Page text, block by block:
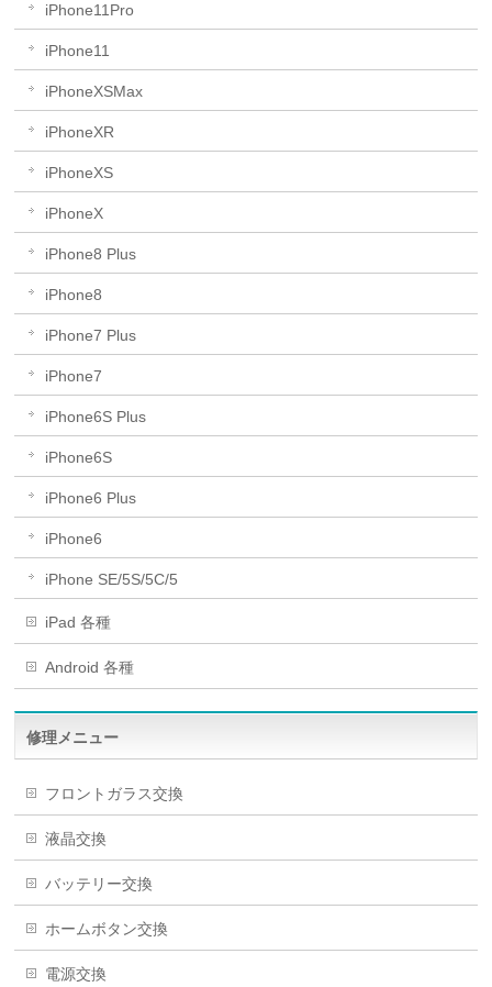
iPhone11Pro
iPhone11
iPhoneXSMax
iPhoneXR
iPhoneXS
iPhoneX
iPhone8 Plus
iPhone8
iPhone7 Plus
iPhone7
iPhone6S Plus
iPhone6S
iPhone6 Plus
iPhone6
iPhone SE/5S/5C/5
iPad 各種
Android 各種
修理メニュー
フロントガラス交換
液晶交換
バッテリー交換
ホームボタン交換
電源交換